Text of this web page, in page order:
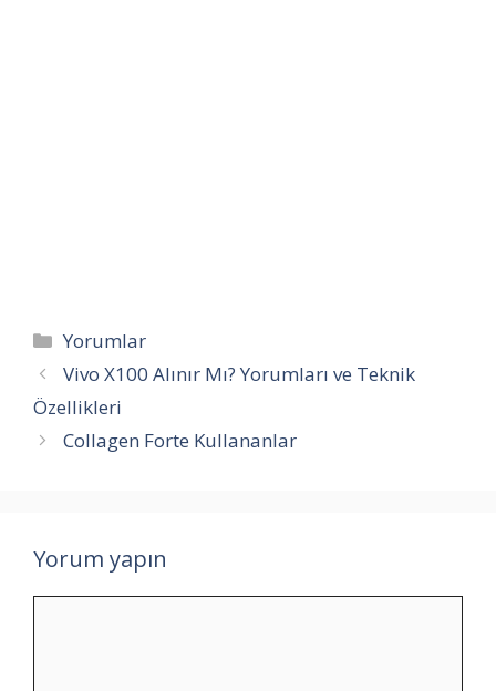
Kategoriler
Yorumlar
Vivo X100 Alınır Mı? Yorumları ve Teknik
Özellikleri
Collagen Forte Kullananlar
Yorum yapın